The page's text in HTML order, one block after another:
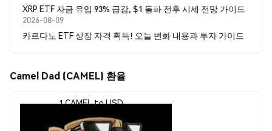
XRP ETF 자금 유입 93% 급감, $1 돌파 전후 시세 전망 가이드
2026-08-09
카르다노 ETF 상장 자격 획득! 오늘 변화 내용과 투자 가이드
Camel Dad (CAMEL) 환율
1 CAMEL to USD
$0.00000033